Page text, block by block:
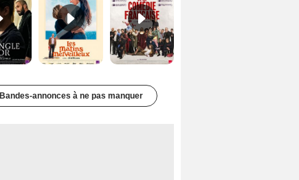
Bandes-annonces à ne pas manquer